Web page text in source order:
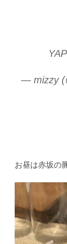
— mizzy
お昼は赤坂の